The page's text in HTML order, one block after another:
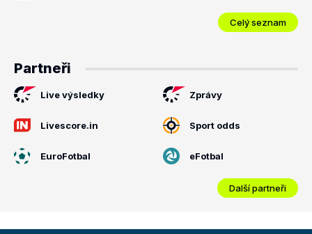
Celý seznam
Partneři
Live výsledky Zprávy
Livescore.in Sport odds
EuroFotbal eFotbal
Další partneři